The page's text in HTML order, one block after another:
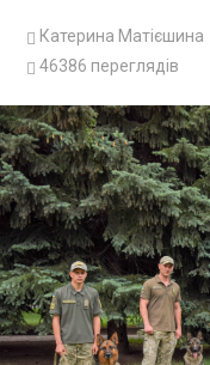
Катерина Матієшина
46386 переглядів